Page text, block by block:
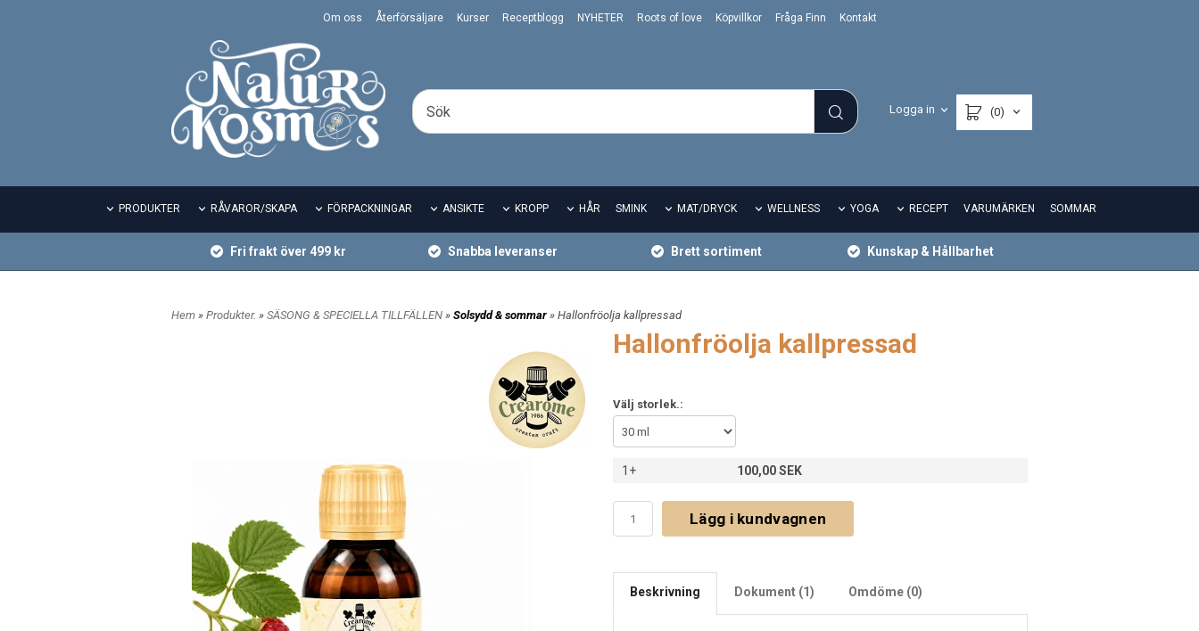
Om oss Återförsäljare Kurser Receptblogg NYHETER Roots of love Köpvillkor Fråga Finn Kontakt
Logga in (0)
PRODUKTER RÅVAROR/SKAPA FÖRPACKNINGAR ANSIKTE KROPP HÅR SMINK MAT/DRYCK WELLNESS YOGA RECEPT VARUMÄRKEN SOMMAR
Fri frakt över 499 kr Snabba leveranser Brett sortiment Kunskap & Hållbarhet
Hem » Produkter. » SÄSONG & SPECIELLA TILLFÄLLEN » Solsydd & sommar » Hallonfröolja kallpressad
Hallonfröolja kallpressad
Välj storlek.:
1+ 100,00 SEK
Lägg i kundvagnen
Beskrivning Dokument (1) Omdöme (0)